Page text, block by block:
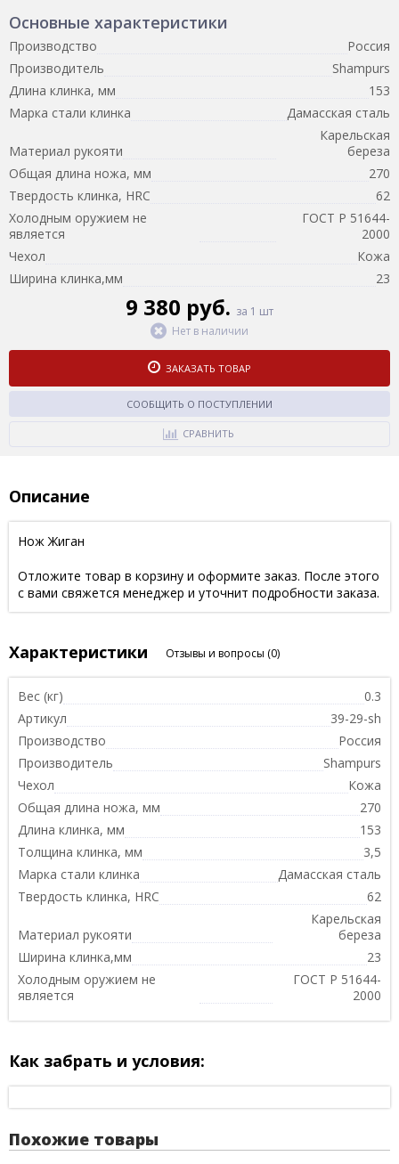
Основные характеристики
Производство
Россия
Производитель
Shampurs
Длина клинка, мм
153
Марка стали клинка
Дамасская сталь
Материал рукояти
Карельская
береза
Общая длина ножа, мм
270
Твердость клинка, HRC
62
Холодным оружием не
является
ГОСТ Р 51644-
2000
Чехол
Кожа
Ширина клинка,мм
23
9 380 руб. за 1 шт
Нет в наличии
ЗАКАЗАТЬ ТОВАР
СООБЩИТЬ О ПОСТУПЛЕНИИ
СРАВНИТЬ
Описание
Нож Жиган
Отложите товар в корзину и оформите заказ. После этого
с вами свяжется менеджер и уточнит подробности заказа.
Характеристики Отзывы и вопросы (0)
Вес (кг)
0.3
Артикул
39-29-sh
Производство
Россия
Производитель
Shampurs
Чехол
Кожа
Общая длина ножа, мм
270
Длина клинка, мм
153
Толщина клинка, мм
3,5
Марка стали клинка
Дамасская сталь
Твердость клинка, HRC
62
Материал рукояти
Карельская
береза
Ширина клинка,мм
23
Холодным оружием не
является
ГОСТ Р 51644-
2000
Как забрать и условия:
Похожие товары